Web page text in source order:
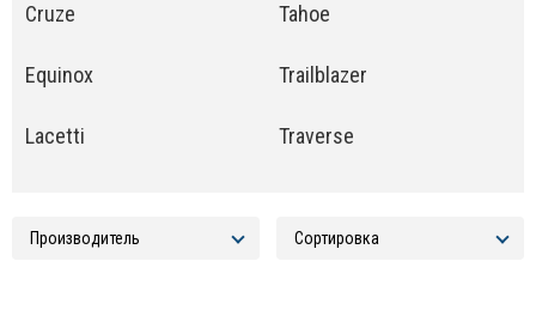
Cruze
Equinox
Lacetti
Tahoe
Trailblazer
Traverse